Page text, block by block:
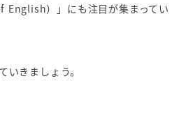
English）」にも注目が集まってい
いきましょう。